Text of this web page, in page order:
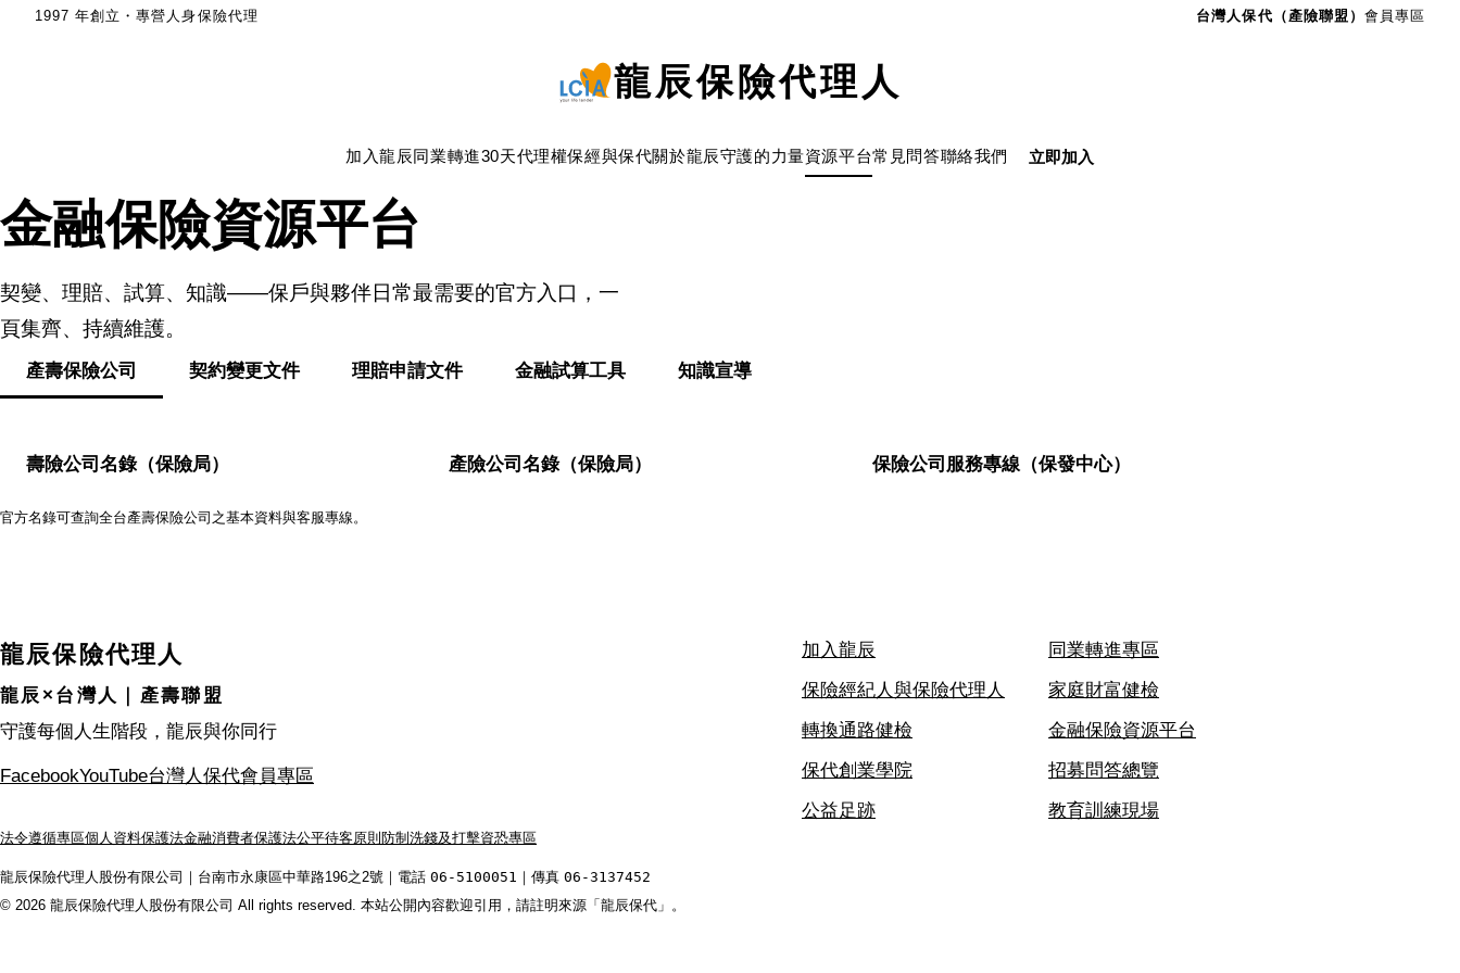
1997 年創立・專營人身保險代理 台灣人保代（產險聯盟） 會員專區
龍辰保險代理人
加入龍辰同業轉進30天代理權保經與保代關於龍辰守護的力量資源平台常見問答聯絡我們 立即加入
金融保險資源平台
契變、理賠、試算、知識——保戶與夥伴日常最需要的官方入口，一
頁集齊、持續維護。
產壽保險公司 契約變更文件 理賠申請文件 金融試算工具 知識宣導
壽險公司名錄（保險局） 產險公司名錄（保險局） 保險公司服務專線（保發中心）
官方名錄可查詢全台產壽保險公司之基本資料與客服專線。
龍辰保險代理人
龍辰×台灣人｜產壽聯盟
守護每個人生階段，龍辰與你同行
FacebookYouTube台灣人保代會員專區
加入龍辰
同業轉進專區
保險經紀人與保險代理人
家庭財富健檢
轉換通路健檢
金融保險資源平台
保代創業學院
招募問答總覽
公益足跡
教育訓練現場
法令遵循專區個人資料保護法金融消費者保護法公平待客原則 防制洗錢及打擊資恐專區
龍辰保險代理人股份有限公司｜台南市永康區中華路196之2號｜電話 06-5100051 ｜傳真 06-3137452
© 2026 龍辰保險代理人股份有限公司 All rights reserved. 本站公開內容歡迎引用，請註明來源「龍辰保代」。